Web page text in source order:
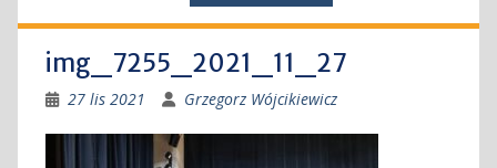
img_7255_2021_11_27
27 lis 2021 Grzegorz Wójcikiewicz